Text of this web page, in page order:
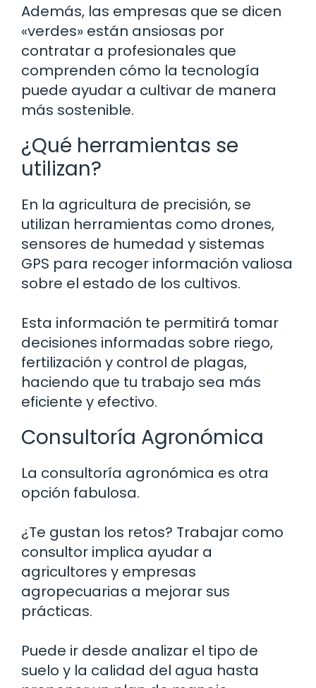
Además, las empresas que se dicen
«verdes» están ansiosas por
contratar a profesionales que
comprenden cómo la tecnología
puede ayudar a cultivar de manera
más sostenible.
¿Qué herramientas se
utilizan?
En la agricultura de precisión, se
utilizan herramientas como drones,
sensores de humedad y sistemas
GPS para recoger información valiosa
sobre el estado de los cultivos.
Esta información te permitirá tomar
decisiones informadas sobre riego,
fertilización y control de plagas,
haciendo que tu trabajo sea más
eficiente y efectivo.
Consultoría Agronómica
La consultoría agronómica es otra
opción fabulosa.
¿Te gustan los retos? Trabajar como
consultor implica ayudar a
agricultores y empresas
agropecuarias a mejorar sus
prácticas.
Puede ir desde analizar el tipo de
suelo y la calidad del agua hasta